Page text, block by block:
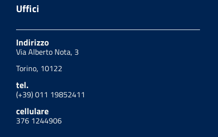
Uffici
Indirizzo
Via Alberto Nota, 3
Torino, 10122
tel.
(+39) 011 19852411
cellulare
376 1244906